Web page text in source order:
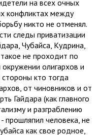
на всех очных
конфликтах между
никто не отменял.
следы приватизации
Чубайса, Кудрина,
не проходит по
олигархов и
кто тогда
от чиновников и от
Гайдара (как главного
и разграблению
прошляпил человека, не
как свое родное,